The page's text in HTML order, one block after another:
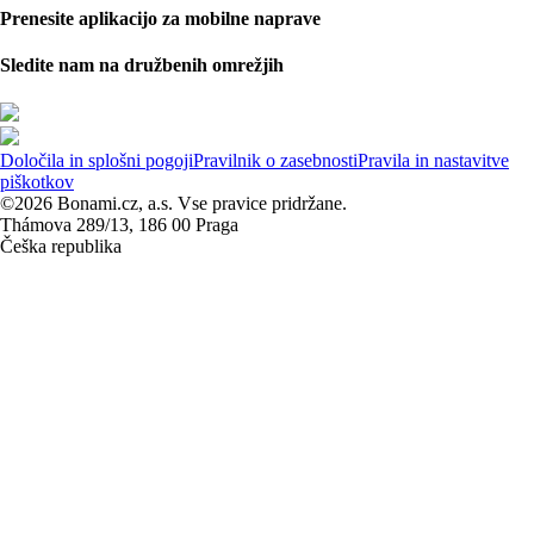
Prenesite aplikacijo za mobilne naprave
Sledite nam na družbenih omrežjih
Določila in splošni pogojiPravilnik o zasebnostiPravila in nastavitve
piškotkov
©2026 Bonami.cz, a.s. Vse pravice pridržane.
Thámova 289/13, 186 00 Praga
Češka republika